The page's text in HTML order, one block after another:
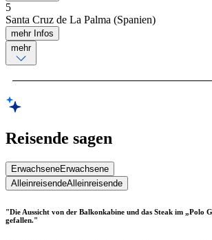
5
Santa Cruz de La Palma (Spanien)
mehr Infos
mehr
Reisende sagen
ErwachseneErwachsene
AlleinreisendeAlleinreisende
"Die Aussicht von der Balkonkabine und das Steak im „Polo
gefallen."